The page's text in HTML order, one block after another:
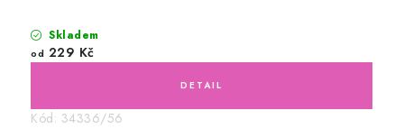
Skladem
od 229 Kč
Kód: 34336/56